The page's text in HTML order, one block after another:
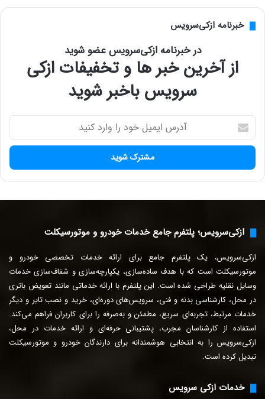
خبرنامه ازکی‌سرویس
در خبرنامه ازکی‌سرویس عضو شوید
از آخرین خبر ها و تخفیفات ازکی
سرویس باخبر شوید
ر
ا
ی
د
ر
ا
و
ر
د
ک
ن
د
ازکی‌سرویس؛ پلتفرم جامع خدمات خودرو و موتورسیکلت
ازکی‌سرویس، یک پلتفرم جامع برای ارائه خدمات تخصصی خودرو و
موتورسیکلت است که با هدف ساده‌سازی، یکپارچه‌سازی و شفاف‌سازی خدمات
وسایل نقلیه طراحی شده است. این پلتفرم با ارائه خدماتی مانند تعویض باتری
در محل، کارشناسی بدنه و فنی، سرویس‌های دوره‌ای، خرید و نصب تایر و دیگر
خدمات مرتبط، تجربه‌ای سریع، مطمئن و به‌صرفه را برای کاربران فراهم می‌کند.
استفاده از کارشناسان مجرب، پشتیبانی حرفه‌ای و ارائه خدمات در محل،
ازکی‌سرویس را به انتخابی هوشمندانه برای دارندگان خودرو و موتورسیکلت
تبدیل کرده است.
خدمات ازکی سرویس